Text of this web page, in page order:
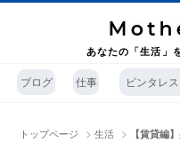
あなたの「生活」
ブログ 仕事 ピンタレス
トップページ >生活 > 【賃貸編